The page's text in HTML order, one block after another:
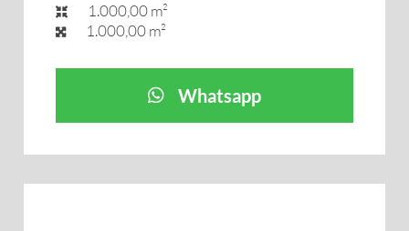
1.000,00 m²
1.000,00 m²
Whatsapp